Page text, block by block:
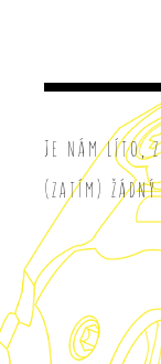
Je nám líto,
(zatím)